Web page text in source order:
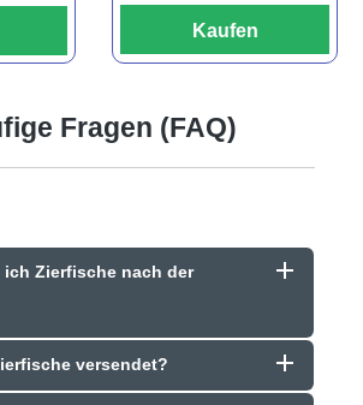
Kaufen
Fragen (FAQ)
ich Zierfische nach der
versendet?